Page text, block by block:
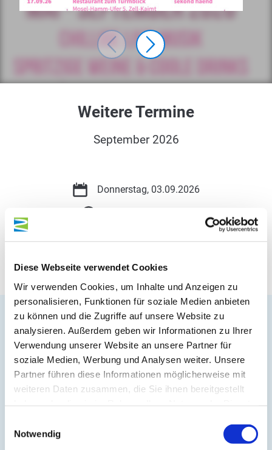
Diese Webseite verwendet Cookies
Wir verwenden Cookies, um Inhalte und Anzeigen zu
personalisieren, Funktionen für soziale Medien anbieten
zu können und die Zugriffe auf unsere Website zu
analysieren. Außerdem geben wir Informationen zu Ihrer
Verwendung unserer Website an unsere Partner für
soziale Medien, Werbung und Analysen weiter. Unsere
Partner führen diese Informationen möglicherweise mit
weiteren Daten zusammen, die Sie ihnen bereitgestellt
Notwendig
Weitere Termine
September 2026
Donnerstag, 03.09.2026
Im Kalender speichern
Auf der Karte
Balduinstraße 44
56856 Zell (Mosel)